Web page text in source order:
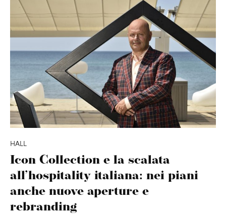
HALL
Icon Collection e la scalata
all’hospitality italiana: nei piani
anche nuove aperture e
rebranding